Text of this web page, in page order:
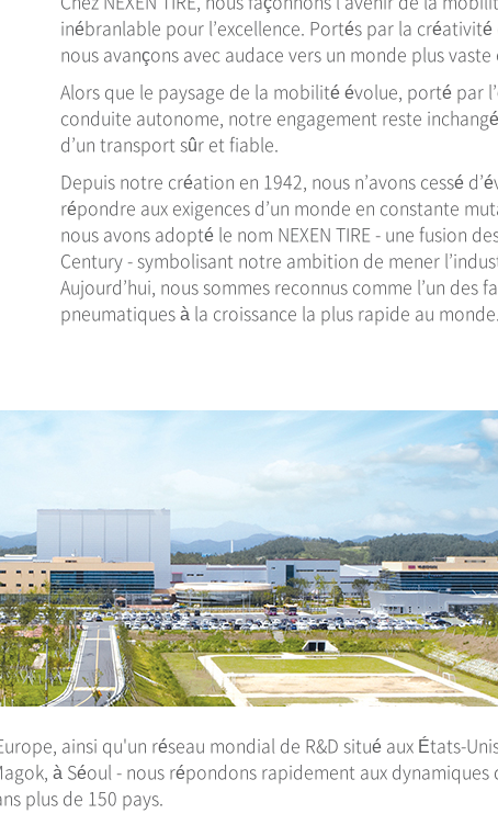
inébranlable pour l’excellence. Portés par la créativité
nous avançons avec audace vers un monde plus
Alors que le paysage de la mobilité évolue, porté par
conduite autonome, notre engagement reste
d’un transport sûr et fiable.
Depuis notre création en 1942, nous n’avons cessé
répondre aux exigences d’un monde en constante
nous avons adopté le nom NEXEN TIRE - une fusion
Century - symbolisant notre ambition de mener
Aujourd’hui, nous sommes reconnus comme l’un des
pneumatiques à la croissance la plus rapide au monde.
ainsi qu'un réseau mondial de R&D situé aux États-
à Séoul - nous répondons rapidement aux dynamiques
plus de 150 pays.